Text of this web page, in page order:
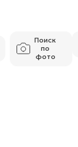
Поиск
по
фото